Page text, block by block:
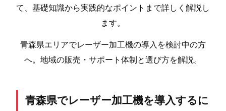
て、基礎知識から実践的なポイントまで詳しく解説し
ます。
青森県エリアでレーザー加工機の導入を検討中の方
へ。地域の販売・サポート体制と選び方を解説。
青森県でレーザー加工機を導入するに